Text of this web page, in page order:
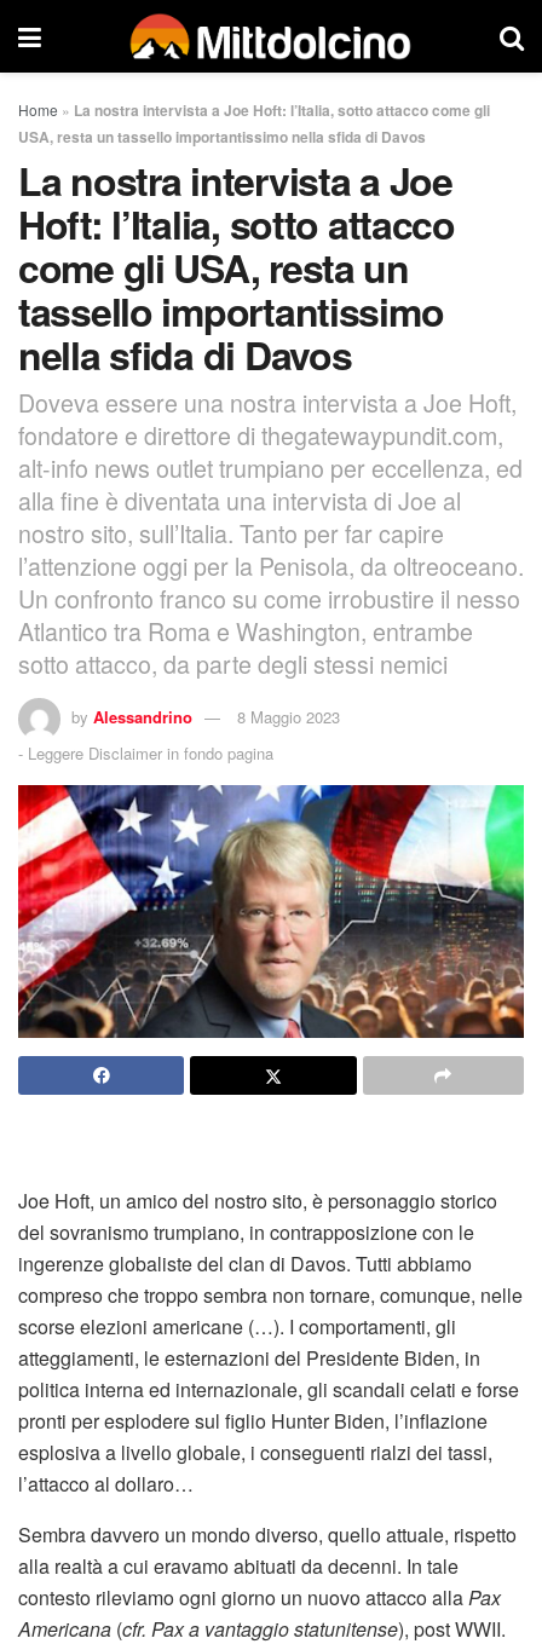
Home » La nostra intervista a Joe Hoft: l’Italia, sotto attacco come gli
USA, resta un tassello importantissimo nella sfida di Davos
La nostra intervista a Joe
Hoft: l’Italia, sotto attacco
come gli USA, resta un
tassello importantissimo
nella sfida di Davos
Doveva essere una nostra intervista a Joe Hoft,
fondatore e direttore di thegatewaypundit.com,
alt-info news outlet trumpiano per eccellenza, ed
alla fine è diventata una intervista di Joe al
nostro sito, sull’Italia. Tanto per far capire
l’attenzione oggi per la Penisola, da oltreoceano.
Un confronto franco su come irrobustire il nesso
Atlantico tra Roma e Washington, entrambe
sotto attacco, da parte degli stessi nemici
by Alessandrino
8 Maggio 2023
- Leggere Disclaimer in fondo pagina
Joe Hoft, un amico del nostro sito, è personaggio storico
del sovranismo trumpiano, in contrapposizione con le
ingerenze globaliste del clan di Davos. Tutti abbiamo
compreso che troppo sembra non tornare, comunque, nelle
scorse elezioni americane (…). I comportamenti, gli
atteggiamenti, le esternazioni del Presidente Biden, in
politica interna ed internazionale, gli scandali celati e forse
pronti per esplodere sul figlio Hunter Biden, l’inflazione
esplosiva a livello globale, i conseguenti rialzi dei tassi,
l’attacco al dollaro…
Sembra davvero un mondo diverso, quello attuale, rispetto
alla realtà a cui eravamo abituati da decenni. In tale
contesto rileviamo ogni giorno un nuovo attacco allaPax
Americana (cfr. Pax a vantaggio statunitense), post WWII.